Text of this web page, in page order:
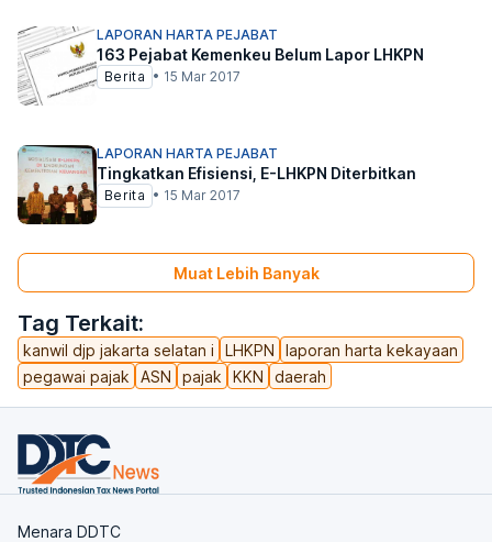
Tag Terkait:
kanwil djp jakarta selatan i LHKPN
laporan harta kekayaan
pegawai pajak
ASN pajak KKN daerah
LAPORAN HARTA PEJABAT
163 Pejabat Kemenkeu Belum Lapor LHKPN
Berita • 15 Mar 2017
LAPORAN HARTA PEJABAT
Tingkatkan Efisiensi, E-LHKPN Diterbitkan
Berita • 15 Mar 2017
Muat Lebih Banyak
Menara DDTC